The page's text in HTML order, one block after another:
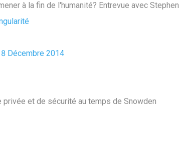
à la fin de l'humanité? Entrevue avec Stephen
8 Décembre 2014
et de sécurité au temps de Snowden